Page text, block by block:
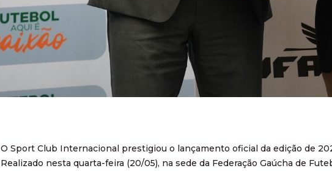
O Sport Club Internacional prestigiou o lançamento oficial da edição de
Realizado nesta quarta-feira (20/05), na sede da Federação Gaúcha de